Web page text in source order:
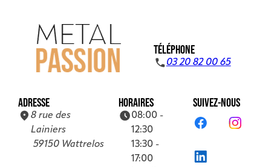
TÉLÉPHONE
03 20 82 00 65
ADRESSE
8 rue des
Lainiers
59150 Wattrelos
HORAIRES
08:00 -
12:30
13:30 -
17:00
SUIVEZ-NOUS